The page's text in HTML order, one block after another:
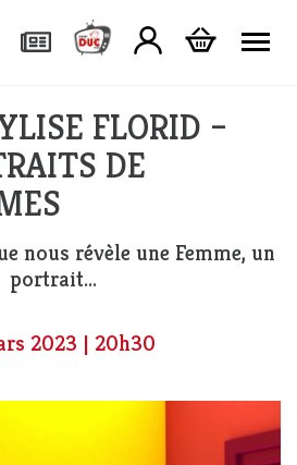
FLORID –
DE
nous révèle une Femme, un
portrait...
2023 | 20h30